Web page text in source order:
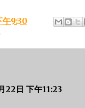
午9:30
22日 下午11:23